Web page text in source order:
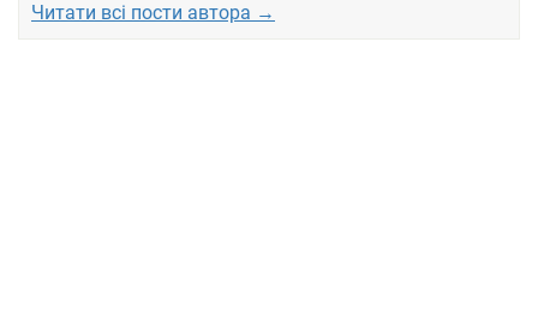
Читати всі пости автора →